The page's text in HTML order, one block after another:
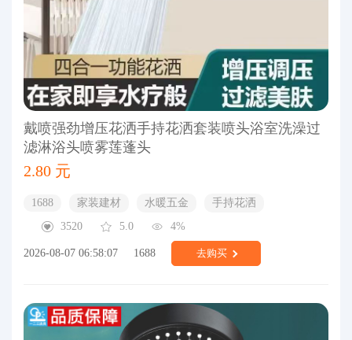
戴喷强劲增压花洒手持花洒套装喷头浴室洗澡过
滤淋浴头喷雾莲蓬头
2.80 元
1688 家装建材 水暖五金
手持花洒
3520
5.0 4%
2026-08-07 06:58:07 1688 去购买